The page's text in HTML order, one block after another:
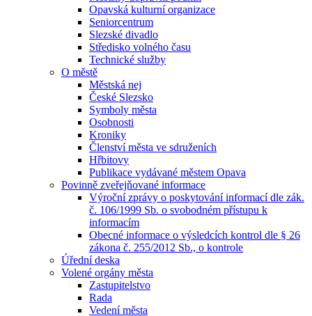
Opavská kulturní organizace
Seniorcentrum
Slezské divadlo
Středisko volného času
Technické služby
O městě
Městská nej
České Slezsko
Symboly města
Osobnosti
Kroniky
Členství města ve sdruženích
Hřbitovy
Publikace vydávané městem Opava
Povinně zveřejňované informace
Výroční zprávy o poskytování informací dle zák.
č. 106/1999 Sb. o svobodném přístupu k
informacím
Obecné informace o výsledcích kontrol dle § 26
zákona č. 255/2012 Sb., o kontrole
Úřední deska
Volené orgány města
Zastupitelstvo
Rada
Vedení města